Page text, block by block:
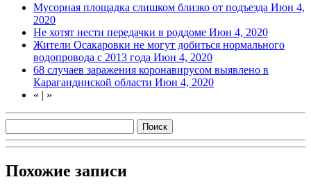
Мусорная площадка слишком близко от подъезда Июн 4,
2020
Не хотят нести передачки в роддоме Июн 4, 2020
Жители Осакаровки не могут добиться нормального
водопровода с 2013 года Июн 4, 2020
68 случаев заражения коронавирусом выявлено в
Карагандинской области Июн 4, 2020
« | »
Похожие записи